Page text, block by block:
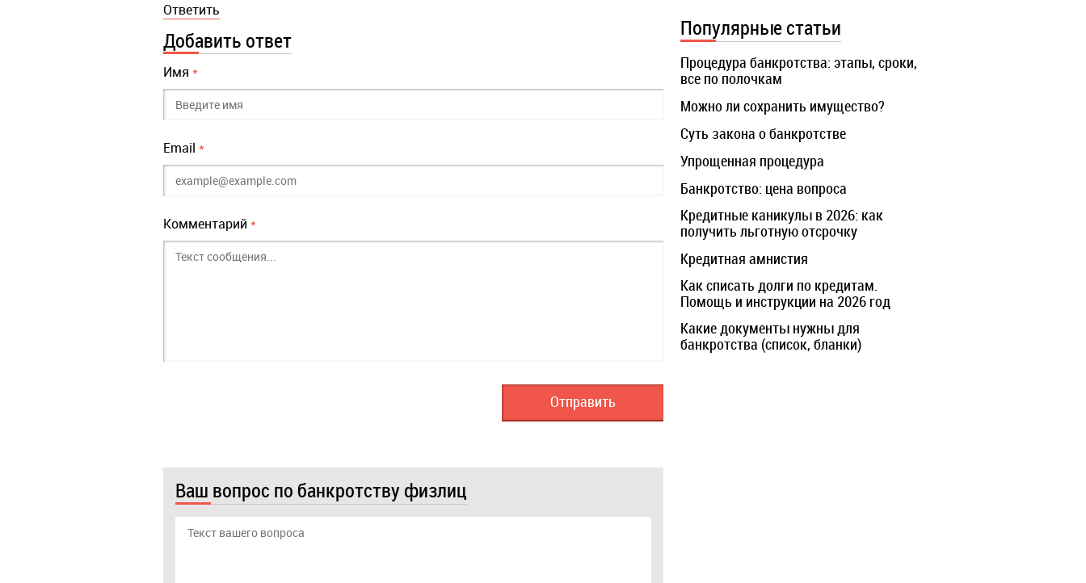
Ответить
Добавить ответ
Имя *
Email *
Комментарий *
Ваш вопрос по банкротству физлиц
Популярные статьи
Процедура банкротства: этапы, сроки,
все по полочкам
Можно ли сохранить имущество?
Суть закона о банкротстве
Упрощенная процедура
Банкротство: цена вопроса
Кредитные каникулы в 2026: как
получить льготную отсрочку
Кредитная амнистия
Как списать долги по кредитам.
Помощь и инструкции на 2026 год
Какие документы нужны для
банкротства (список, бланки)